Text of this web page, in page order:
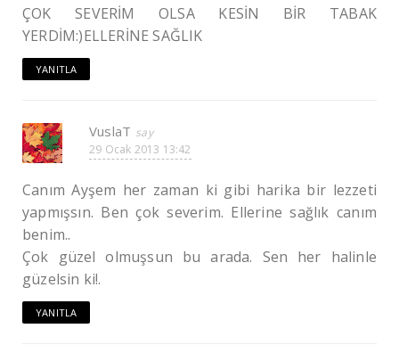
ÇOK SEVERİM OLSA KESİN BİR TABAK
YERDİM:)ELLERİNE SAĞLIK
YANITLA
VuslaT
29 Ocak 2013 13:42
Canım Ayşem her zaman ki gibi harika bir lezzeti
yapmışsın. Ben çok severim. Ellerine sağlık canım
benim..
Çok güzel olmuşsun bu arada. Sen her halinle
güzelsin ki!.
YANITLA